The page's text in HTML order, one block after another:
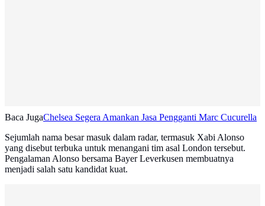
Baca JugaChelsea Segera Amankan Jasa Pengganti Marc Cucurella
Sejumlah nama besar masuk dalam radar, termasuk Xabi Alonso
yang disebut terbuka untuk menangani tim asal London tersebut.
Pengalaman Alonso bersama Bayer Leverkusen membuatnya
menjadi salah satu kandidat kuat.